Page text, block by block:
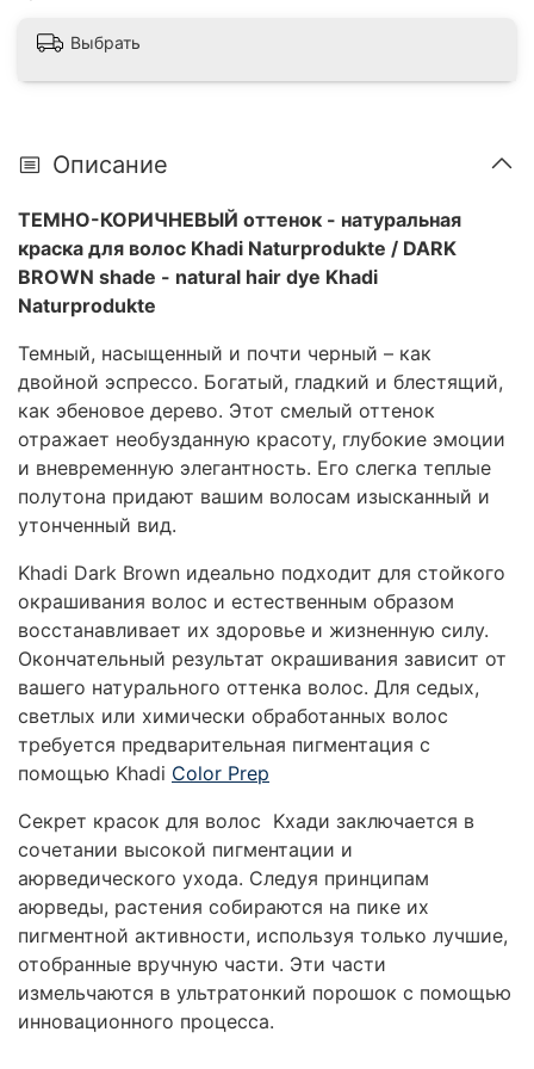
100% натуральный, веганский продукт, не
отдушек и консервантов.
Выбрать
Описание
ТЕМНО-КОРИЧНЕВЫЙ оттенок - натуральная
краска для волос Khadi Naturprodukte / DARK
BROWN shade - natural hair dye Khadi
Naturprodukte
Темный, насыщенный и почти черный – как
двойной эспрессо. Богатый, гладкий и блестящий,
как эбеновое дерево. Этот смелый оттенок
отражает необузданную красоту, глубокие эмоции
и вневременную элегантность. Его слегка теплые
полутона придают вашим волосам изысканный и
утонченный вид.
Khadi Dark Brown идеально подходит для стойкого
окрашивания волос и естественным образом
восстанавливает их здоровье и жизненную силу.
Окончательный результат окрашивания зависит от
вашего натурального оттенка волос. Для седых,
светлых или химически обработанных волос
требуется предварительная пигментация с
помощью Khadi Color Prep
Секрет красок для волос Kхади заключается в
сочетании высокой пигментации и
аюрведического ухода. Следуя принципам
аюрведы, растения собираются на пике их
пигментной активности, используя только лучшие,
отобранные вручную части. Эти части
измельчаются в ультратонкий порошок с помощью
инновационного процесса.